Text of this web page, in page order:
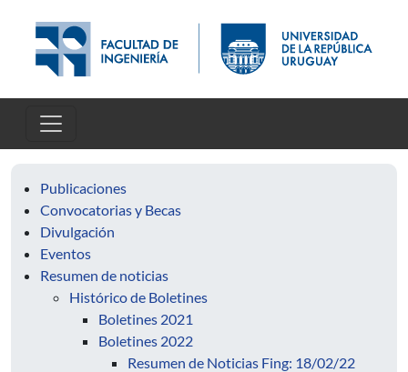
Publicaciones
Convocatorias y Becas
Divulgación
Eventos
Resumen de noticias
Histórico de Boletines
Boletines 2021
Boletines 2022
Resumen de Noticias Fing: 18/02/22